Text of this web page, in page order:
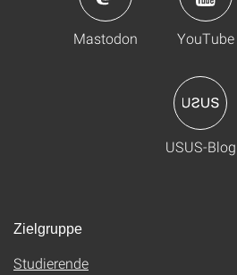
Mastodon YouTube
USUS-Blog
Zielgruppe
Studierende